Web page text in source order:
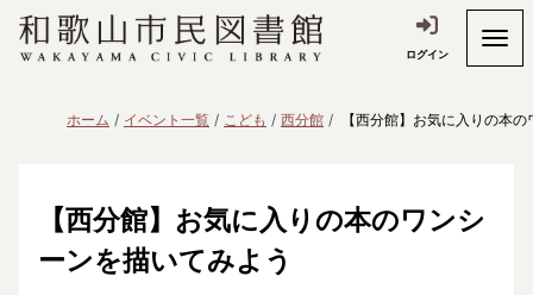
ログイン
ホーム イベント一覧 こども 西分館 【西分館】お気に入りの本
【西分館】お気に入りの本のワンシ
ーンを描いてみよう